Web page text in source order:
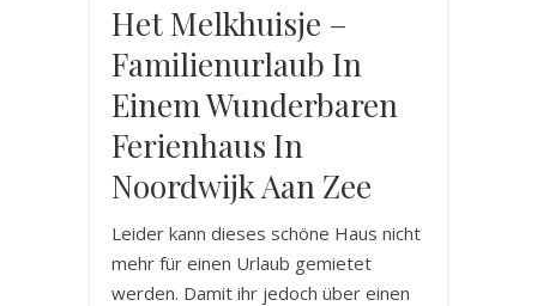
Het Melkhuisje –
Familienurlaub In
Einem Wunderbaren
Ferienhaus In
Noordwijk Aan Zee
Leider kann dieses schöne Haus nicht
mehr für einen Urlaub gemietet
werden. Damit ihr jedoch über einen